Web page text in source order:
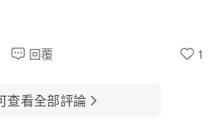
回覆 1
查看全部評論